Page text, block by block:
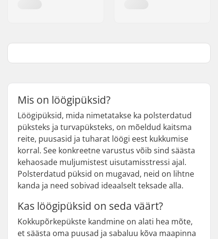
Mis on löögipüksid?
Löögipüksid, mida nimetatakse ka polsterdatud
püksteks ja turvapüksteks, on mõeldud kaitsma
reite, puusasid ja tuharat löögi eest kukkumise
korral. See konkreetne varustus võib sind säästa
kehaosade muljumistest uisutamisstressi ajal.
Polsterdatud püksid on mugavad, neid on lihtne
kanda ja need sobivad ideaalselt teksade alla.
Kas löögipüksid on seda väärt?
Kokkupõrkepükste kandmine on alati hea mõte,
et säästa oma puusad ja sabaluu kõva maapinna